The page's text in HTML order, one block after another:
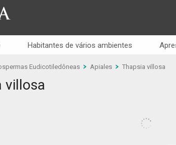
Habitantes de vários ambientes
Eudicotiledôneas Apiales Thapsia villosa
villosa